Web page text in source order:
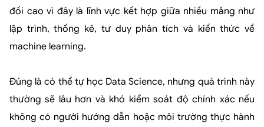
đối cao vì đây là lĩnh vực kết hợp giữa nhiều mảng như
lập trình, thống kê, tư duy phân tích và kiến thức về
machine learning.
Đúng là có thể tự học Data Science, nhưng quá trình này
thường sẽ lâu hơn và khó kiểm soát độ chính xác nếu
không có người hướng dẫn hoặc môi trường thực hành